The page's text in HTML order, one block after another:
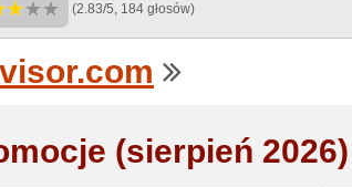
(2.83/5, 184 głosów)
(sierpień 2026)